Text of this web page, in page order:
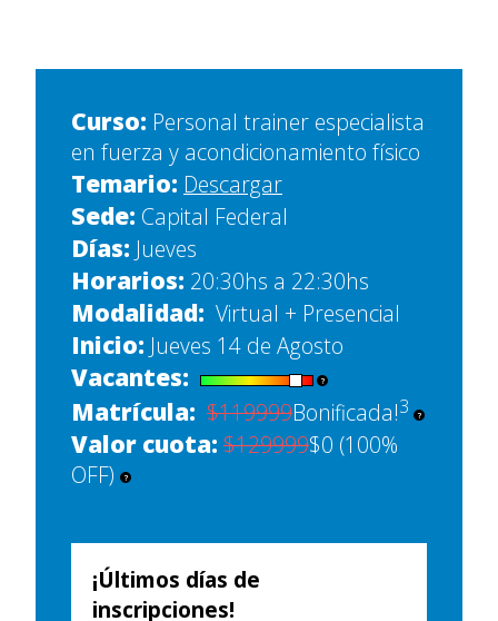
Curso: Personal trainer especialista
en fuerza y acondicionamiento físico
Temario: Descargar
Sede: Capital Federal
Días: Jueves
Horarios: 20:30hs a 22:30hs
Modalidad: Virtual + Presencial
Inicio: Jueves 14 de Agosto
Vacantes: ?
Matrícula: $119999Bonificada!3 ?
Valor cuota: $129999$0 (100%
OFF)
?
¡Últimos días de
inscripciones!